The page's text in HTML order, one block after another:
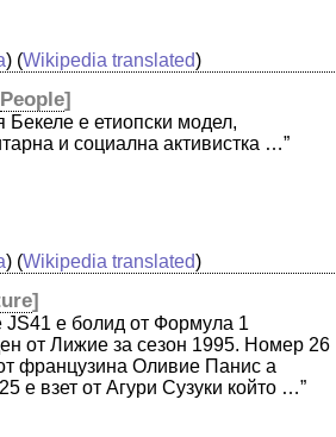
) (Wikipedia translated)
People]
Бекеле е етиопски модел,
и социална активистка …”
) (Wikipedia translated)
]
JS41 е болид от Формула 1
от Лижие за сезон 1995. Номер 26
французина Оливие Панис а
е взет от Агури Сузуки който …”